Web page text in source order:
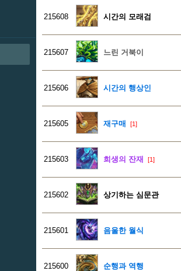
215608 시간의 모래검
215607 느린 거북이
215606 시간의 행상인
215605 재구매 [1]
215603 희생의 잔재 [1]
215602 상기하는 심문관
215601 음울한 월식
215600 순행과 역행